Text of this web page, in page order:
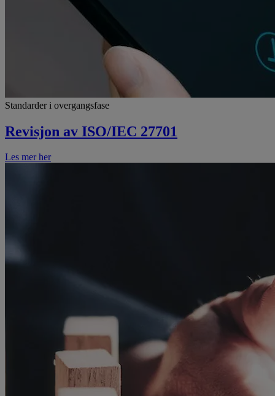
Standarder i overgangsfase
Revisjon av ISO/IEC 27701
Les mer her